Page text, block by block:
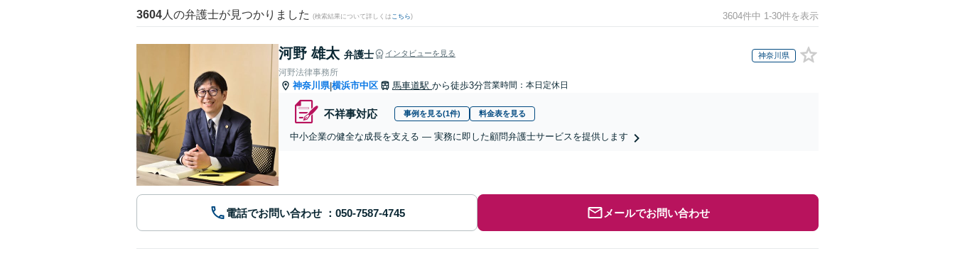
3604 人の弁護士が見つかりました (検索結果について詳しくは こちら) 3604件中 1-30件を表示
河野 雄太 弁護士 インタビューを見る 神奈川県
河野法律事務所
神奈川県|横浜市中区 馬車道駅 から徒歩3分営業時間：本日定休日
不祥事対応 事例を見る(1件) 料金表を見る
中小企業の健全な成長を支える ― 実務に即した顧問弁護士サービスを提供します
電話でお問い合わせ メールでお問い合わせ